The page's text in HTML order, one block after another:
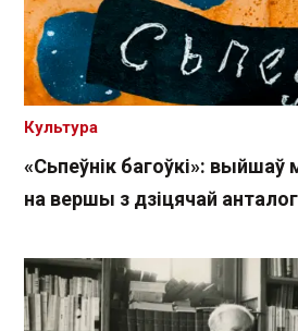
«Сьпеўнік багоўкі»:
на вершы з дзіцячай
Культура